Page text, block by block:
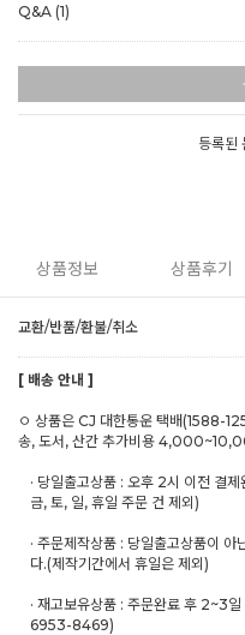
Q&A (1)
등록된
상품정보 상품후기
교환/반품/환불/취소
[ 배송 안내 ]
ㅇ 상품은 CJ 대한통운 택배(1588-
송, 도서, 산간 추가비용
· 당일출고상품 : 오후 2시 이전 결
금, 토, 일, 휴일 주문 건 제외)
· 주문제작상품 : 당일출고상품이
다.(제작기간에서 휴일은 제외)
· 재고보유상품 : 주문완료 후 2~3
6953-8469)